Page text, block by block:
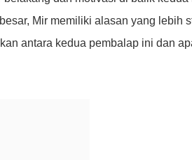
Mir memiliki alasan yang lebih
antara kedua pembalap ini dan